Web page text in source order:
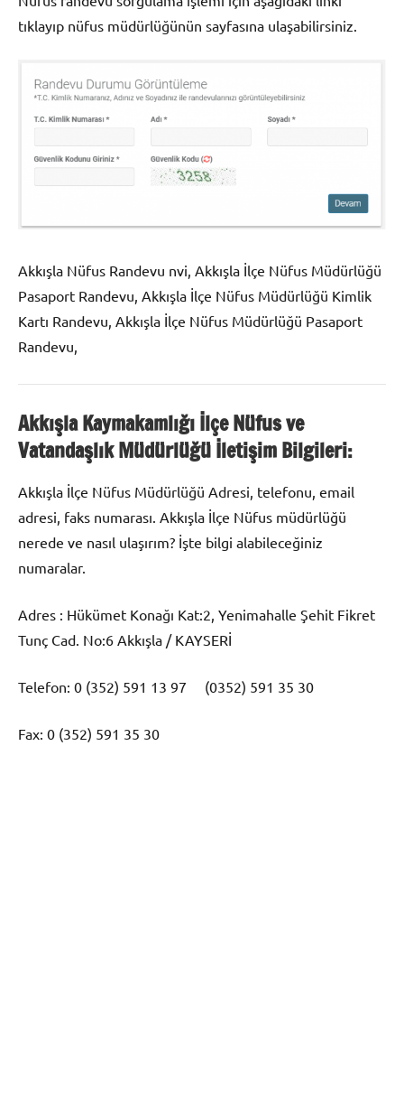
tıklayıp nüfus müdürlüğünün sayfasına ulaşabilirsiniz.
Akkışla Nüfus Randevu nvi, Akkışla İlçe Nüfus Müdürlüğü
Pasaport Randevu, Akkışla İlçe Nüfus Müdürlüğü Kimlik
Kartı Randevu, Akkışla İlçe Nüfus Müdürlüğü Pasaport
Randevu,
Akkışla Kaymakamlığı İlçe Nüfus ve
Vatandaşlık Müdürlüğü İletişim Bilgileri:
Akkışla İlçe Nüfus Müdürlüğü Adresi, telefonu, email
adresi, faks numarası. Akkışla İlçe Nüfus müdürlüğü
nerede ve nasıl ulaşırım? İşte bilgi alabileceğiniz
numaralar.
Adres : Hükümet Konağı Kat:2, Yenimahalle Şehit Fikret
Tunç Cad. No:6 Akkışla / KAYSERİ
Telefon: 0 (352) 591 13 97 (0352) 591 35 30
Fax: 0 (352) 591 35 30